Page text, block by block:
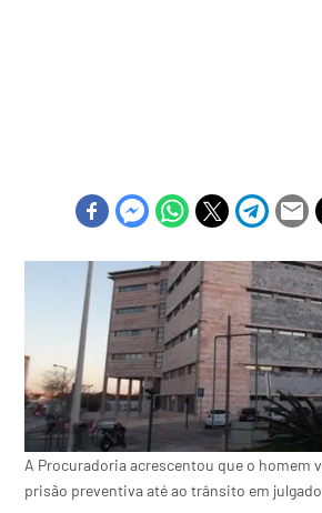
A Procuradoria acrescentou que o homem
prisão preventiva até ao trânsito em